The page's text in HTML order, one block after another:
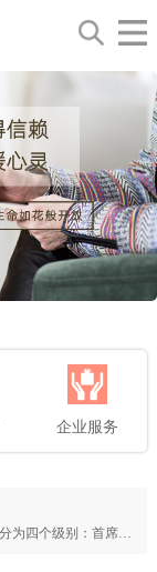
企业服务
一、森知心理的咨询费用森知心理咨询师分为四个级别：首席专家；专家级别；资深级别；普通级别。首席心理专家：￥900元/50分钟；专家心理咨询师：￥700元/50分钟；资深心理咨询师：￥500元/50分钟；普通心理咨询师：300元/50分钟。